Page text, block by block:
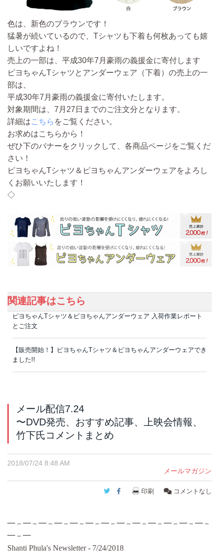
色は、新色のブラウンです！
猛暑が続いているので、Tシャツも下着も何枚あっても嬉
しいですよね！
売上の一部は、平成30年7月豪雨の義援金に寄付します
ピヨちゃんTシャツとアンダーウェア（下着）の売上の一
部は、
平成30年7月豪雨の義援金に寄付いたします。
対象期間は、7月27日までのご注文分となります。
詳細はこちら をご覧ください。
お求めはこちらから！
ぜひ下のバナーをクリックして、各商品ページをご覧くだ
さい！
ピヨちゃんTシャツ＆ピヨちゃんアンダーウェアをよろし
くお願いいたします！
◇
関連記事はこちら
ピヨちゃんTシャツ＆ピヨちゃんアンダーウェア 入荷作業レポート
とご注文
【販売開始！】ピヨちゃんTシャツ＆ピヨちゃんアンダーウェアでき
ました!!
メール配信7.24
〜DVD発売、おすすめ記事、上映会情報、
竹下氏コメントまとめ
2018/07/24 8:48 AM
メールマガジン
Twitter
Facebook
印刷 コメントなし
━－━－━－━－━－━－━－━－━－━－━－━－━－
━－━
Shanti Phula's Newsletter - 7/24/2018